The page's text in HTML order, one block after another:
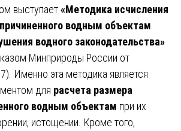
выступает«Методика исчисления
водным объектам
водного законодательства»
Минприроды России от
Именно эта методика является
для расчета размера
водным объектам при их
истощении. Кроме того,